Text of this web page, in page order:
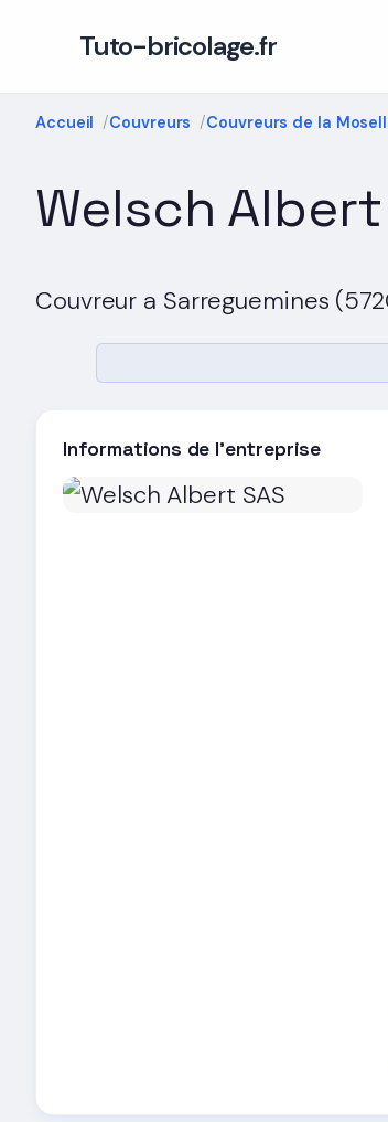
Tuto-bricolage.fr
Accueil Couvreurs Couvreurs de la
Welsch Albert
Couvreur a Sarreguemines
Informations de l'entreprise